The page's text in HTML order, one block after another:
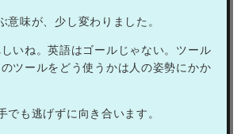
意味が、少し変わりました。
いね。英語はゴールじゃない。ツール
ツールをどう使うかは人の姿勢にかか
でも逃げずに向き合います。